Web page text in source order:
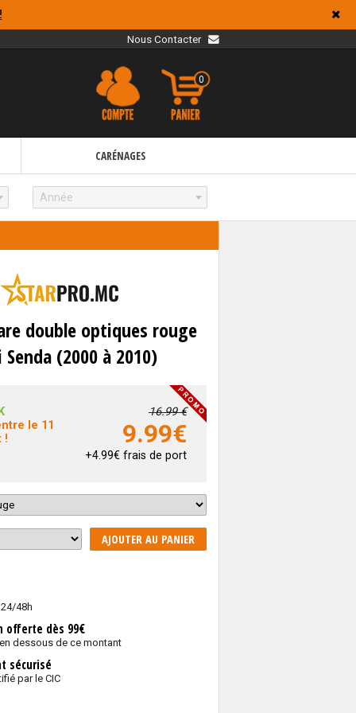
Nous Contacter
0
CARÉNAGES
Année
double optiques rouge
(2000 à 2010)
le 11
!
16.99 €
9.99€
+4.99€ frais de port
AJOUTER AU PANIER
48h
offerte dès 99€
dessous de ce montant
sécurisé
par le CIC